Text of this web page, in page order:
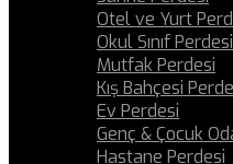
Otel ve Yurt
Okul Sınıf Perdesi
Mutfak Perdesi
Kış Bahçesi
Ev Perdesi
Genç & Çocuk
Hastane Perdesi